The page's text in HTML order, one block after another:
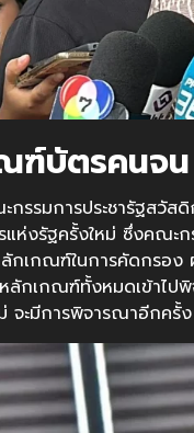
ฑ์บัตรคนจ
กรรมการประชารัฐสวั
ห่งรัฐครั้งใหม่ ซึ่งคณะก
ลักเกณฑ์ในการคัดกรอ
ลักเกณฑ์ทั้งหมดเข้าไป
จะมีการพิจารณาอีกครั้